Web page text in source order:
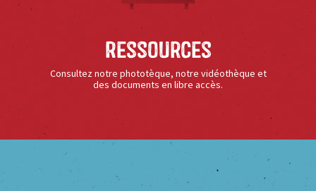
Ressources
Consultez notre phototèque, notre vidéothèque et
des documents en libre accès.